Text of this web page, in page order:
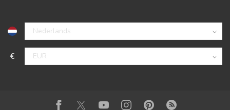
€